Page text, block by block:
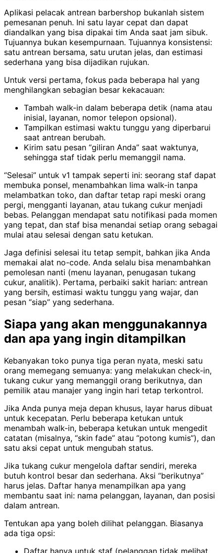
Aplikasi pelacak antrean barbershop bukanlah sistem
pemesanan penuh. Ini satu layar cepat dan dapat
diandalkan yang bisa dipakai tim Anda saat jam sibuk.
Tujuannya bukan kesempurnaan. Tujuannya konsistensi:
satu antrean bersama, satu urutan jelas, dan estimasi
sederhana yang bisa dijadikan rujukan.
Untuk versi pertama, fokus pada beberapa hal yang
menghilangkan sebagian besar kekacauan:
Tambah walk-in dalam beberapa detik (nama atau
inisial, layanan, nomor telepon opsional).
Tampilkan estimasi waktu tunggu yang diperbarui
saat antrean berubah.
Kirim satu pesan “giliran Anda” saat waktunya,
sehingga staf tidak perlu memanggil nama.
“Selesai” untuk v1 tampak seperti ini: seorang staf dapat
membuka ponsel, menambahkan lima walk-in tanpa
melambatkan toko, dan daftar tetap rapi meski orang
pergi, mengganti layanan, atau tukang cukur menjadi
bebas. Pelanggan mendapat satu notifikasi pada momen
yang tepat, dan staf bisa menandai setiap orang sebagai
mulai atau selesai dengan satu ketukan.
Jaga definisi selesai itu tetap sempit, bahkan jika Anda
memakai alat no-code. Anda selalu bisa menambahkan
pemolesan nanti (menu layanan, penugasan tukang
cukur, analitik). Pertama, perbaiki sakit harian: antrean
yang bersih, estimasi waktu tunggu yang wajar, dan
pesan “siap” yang sederhana.
Siapa yang akan menggunakannya
dan apa yang ingin ditampilkan
Kebanyakan toko punya tiga peran nyata, meski satu
orang memegang semuanya: yang melakukan check-in,
tukang cukur yang memanggil orang berikutnya, dan
pemilik atau manajer yang ingin hari tetap terkontrol.
Jika Anda punya meja depan khusus, layar harus dibuat
untuk kecepatan. Perlu beberapa ketukan untuk
menambah walk-in, beberapa ketukan untuk mengedit
catatan (misalnya, “skin fade” atau “potong kumis”), dan
satu aksi cepat untuk mengubah status.
Jika tukang cukur mengelola daftar sendiri, mereka
butuh kontrol besar dan sederhana. Aksi “berikutnya”
harus jelas. Daftar hanya menampilkan apa yang
membantu saat ini: nama pelanggan, layanan, dan posisi
dalam antrean.
Tentukan apa yang boleh dilihat pelanggan. Biasanya
ada tiga opsi:
Daftar hanya untuk staf (pelanggan tidak melihat